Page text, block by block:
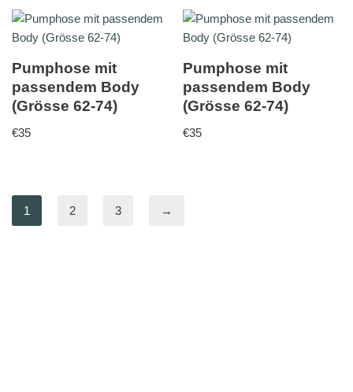
Pumphose mit
passendem Body
(Grösse 62-74)
€35
Pumphose mit
passendem Body
(Grösse 62-74)
€35
1 2 3 →